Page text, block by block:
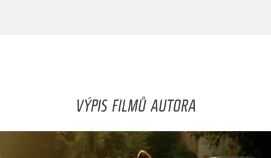
VÝPIS FILMŮ AUTORA